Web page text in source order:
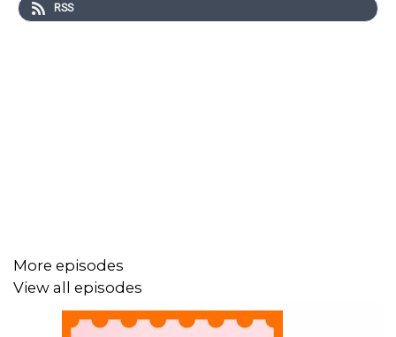
cet or blanc.
RSS
More episodes
View all episodes